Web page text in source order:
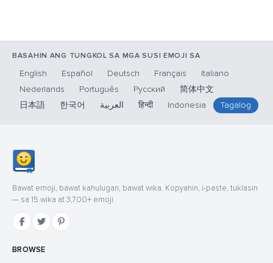
BASAHIN ANG TUNGKOL SA MGA SUSI EMOJI SA
English Español Deutsch Français
Italiano
Nederlands
Português Русский
简体中文
日本語
한국어 العربية हिन्दी Indonesia Tagalog
Bawat emoji, bawat kahulugan, bawat wika. Kopyahin, i-paste, tuklasin
— sa 15 wika at 3,700+ emoji.
BROWSE